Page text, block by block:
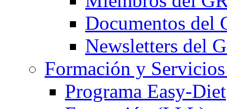
Documentos del
Newsletters del
Formación y
Programa Easy-Diet